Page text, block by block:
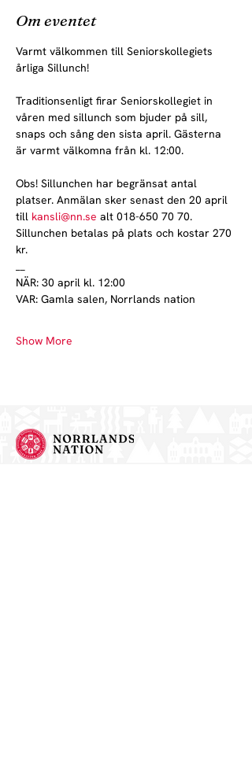
Om eventet
Varmt välkommen till Seniorskollegiets
årliga Sillunch!
Traditionsenligt firar Seniorskollegiet in
våren med sillunch som bjuder på sill,
snaps och sång den sista april. Gästerna
är varmt välkomna från kl. 12:00.
Obs! Sillunchen har begränsat antal
platser. Anmälan sker senast den 20 april
till kansli@nn.se alt 018-650 70 70.
Sillunchen betalas på plats och kostar 270
kr.
NÄR: 30 april kl. 12:00
VAR: Gamla salen, Norrlands nation
Show More